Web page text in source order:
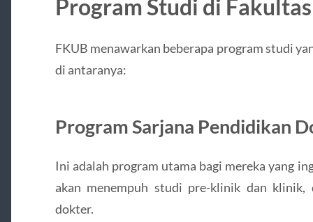
Program Studi di
FKUB menawarkan beberapa program studi
di antaranya:
Program Sarjana Pendidikan
Ini adalah program utama bagi mereka yang
akan menempuh studi pre-klinik dan klinik,
dokter.